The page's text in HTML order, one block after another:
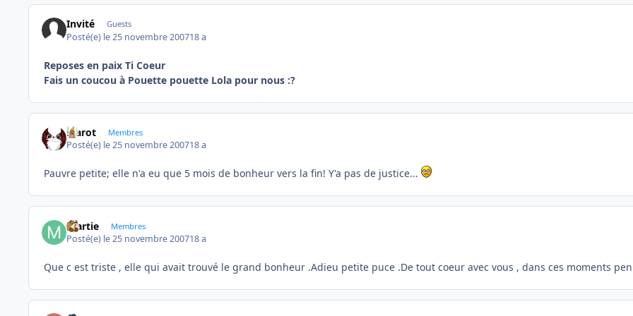
Invité Guests
Posté(e) le 25 novembre 200718 a
Reposes en paix Ti Coeur
Fais un coucou à Pouette pouette Lola pour nous :?
Marot Membres
Posté(e) le 25 novembre 200718 a
Pauvre petite; elle n'a eu que 5 mois de bonheur vers la fin! Y'a pas de justice...
martie Membres
Posté(e) le 25 novembre 200718 a
Que c est triste , elle qui avait trouvé le grand bonheur .Adieu petite puce .De tout coeur avec vous , dans ces moments